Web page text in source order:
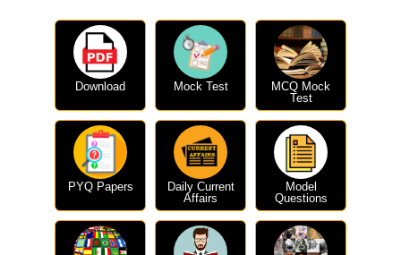
Download Mock Test
MCQ Mock
Test
PYQ Papers
Daily Current
Affairs
Model
Questions